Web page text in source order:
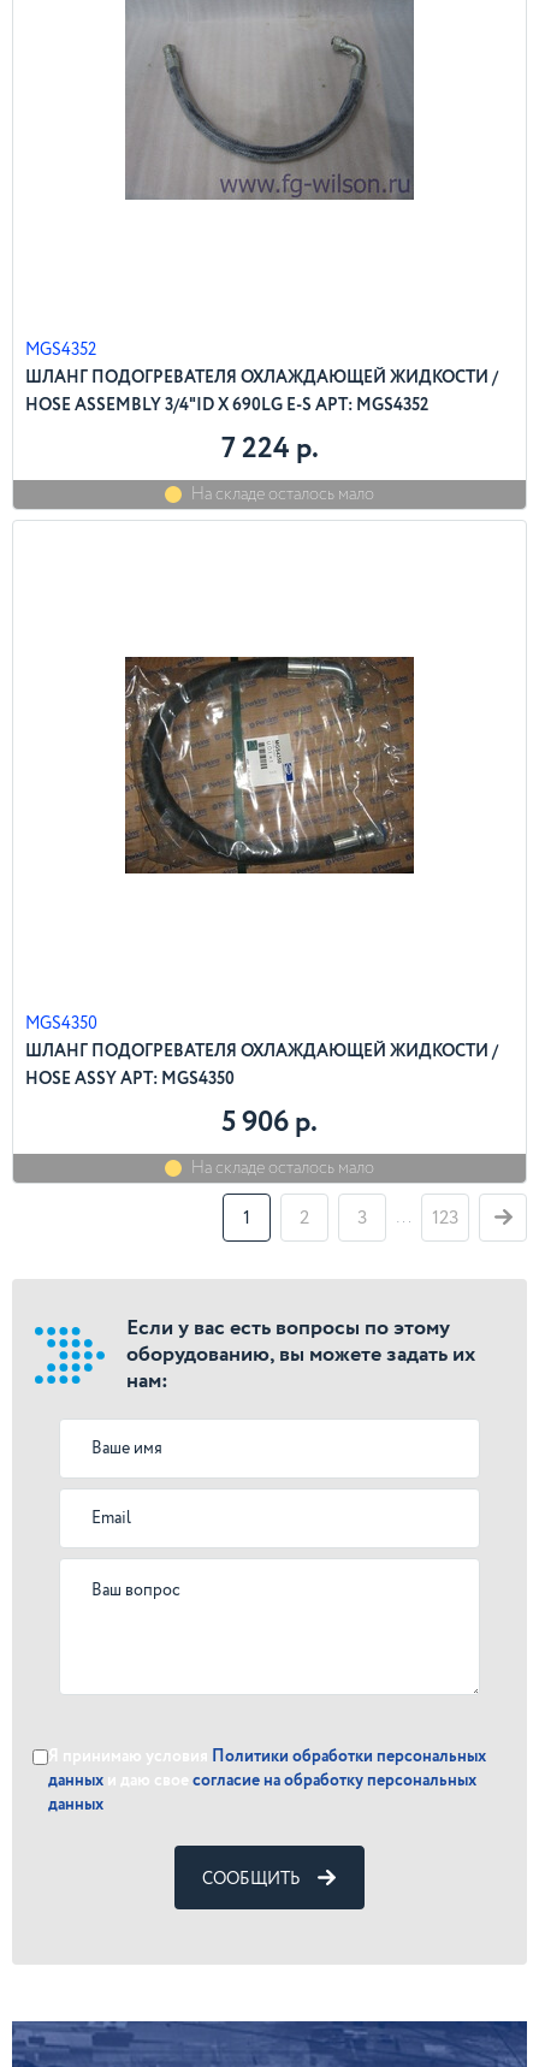
MGS4352
ШЛАНГ ПОДОГРЕВАТЕЛЯ ОХЛАЖДАЮЩЕЙ ЖИДКОСТИ /
HOSE ASSEMBLY 3/4"ID X 690LG E-S АРТ: MGS4352
7 224 р.
На складе осталось мало
MGS4350
ШЛАНГ ПОДОГРЕВАТЕЛЯ ОХЛАЖДАЮЩЕЙ ЖИДКОСТИ /
HOSE ASSY АРТ: MGS4350
5 906 р.
На складе осталось мало
1 2 3 … 123
Если у вас есть вопросы по этому
оборудованию, вы можете задать их
нам:
Я принимаю условия Политики обработки персональных
данных и даю своесогласие на обработку персональных
данных
СООБЩИТЬ